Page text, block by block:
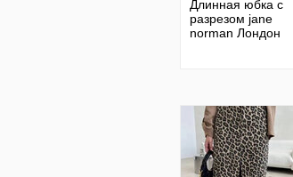
Длинная юбка с
разрезом jane
norman Лондон